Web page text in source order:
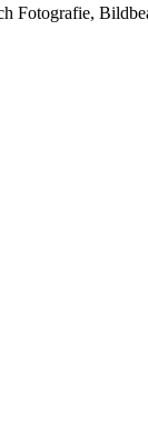
Fotografie,